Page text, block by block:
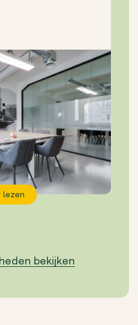
lezen
bekijken